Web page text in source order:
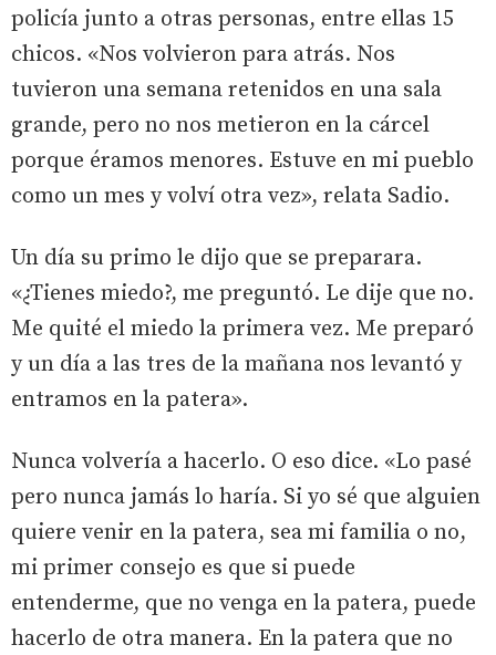
policía junto a otras personas, entre ellas 15
chicos. «Nos volvieron para atrás. Nos
tuvieron una semana retenidos en una sala
grande, pero no nos metieron en la cárcel
porque éramos menores. Estuve en mi pueblo
como un mes y volví otra vez», relata Sadio.
Un día su primo le dijo que se preparara.
«¿Tienes miedo?, me preguntó. Le dije que no.
Me quité el miedo la primera vez. Me preparó
y un día a las tres de la mañana nos levantó y
entramos en la patera».
Nunca volvería a hacerlo. O eso dice. «Lo pasé
pero nunca jamás lo haría. Si yo sé que alguien
quiere venir en la patera, sea mi familia o no,
mi primer consejo es que si puede
entenderme, que no venga en la patera, puede
hacerlo de otra manera. En la patera que no